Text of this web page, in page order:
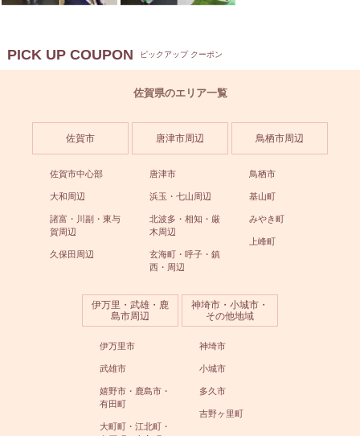
PICK UP COUPON ピックアップ クーポン
佐賀県のエリア一覧
佐賀市
佐賀市中心部
大和周辺
諸富・川副・東与
賀周辺
久保田周辺
唐津市周辺
唐津市
浜玉・七山周辺
北波多・相知・厳
木周辺
玄海町・呼子・鎮
西・周辺
鳥栖市周辺
鳥栖市
基山町
みやき町
上峰町
伊万里・武雄・鹿
島市周辺
伊万里市
武雄市
嬉野市・鹿島市・
有田町
大町町・江北町・
神埼市・小城市・
その他地域
神埼市
小城市
多久市
吉野ヶ里町